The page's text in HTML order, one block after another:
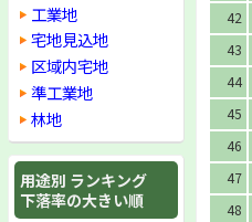
工業地
宅地見込地
区域内宅地
準工業地
林地
用途別 ランキング
下落率の大きい順
42
43
44
45
46
47
48